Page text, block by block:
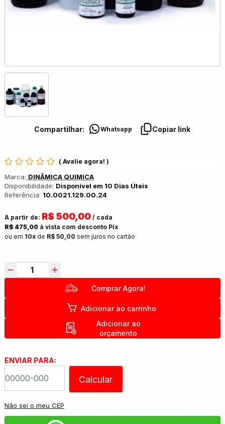
Compartilhar: Whatsapp Copiar link
( Avalie agora! )
Marca: DINÂMICA QUIMICA
Disponibilidade: Disponível em 10 Dias Úteis
Referência: 10.0021.129.00.24
A partir de: R$ 500,00/ cada
R$ 475,00à vista com desconto Pix
ou em 10xde R$ 50,00 sem juros no cartão
Comprar Agora!
Adicionar ao carrinho
Adicionar ao
orçamento
ENVIAR PARA:
Calcular
Não sei o meu CEP